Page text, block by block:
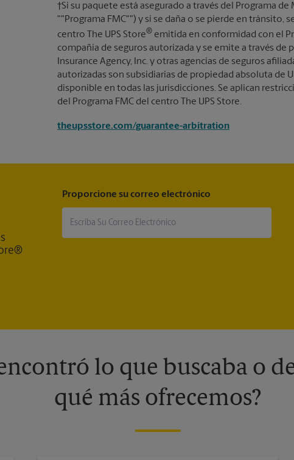
†Si su paquete está asegurado a través del Programa
""Programa FMC"") y si se daña o se pierde en tránsito,
centro The UPS Store® emitida en conformidad con el
compañía de seguros autorizada y se emite a través de
Insurance Agency, Inc. y otras agencias de seguros
autorizadas son subsidiarias de propiedad absoluta de
disponible en todas las jurisdicciones. Se aplican
del Programa FMC del centro The UPS Store.
theupsstore.com/guarantee-arbitration
Proporcione su correo electrónico
lo que buscaba o
qué más ofrecemos?